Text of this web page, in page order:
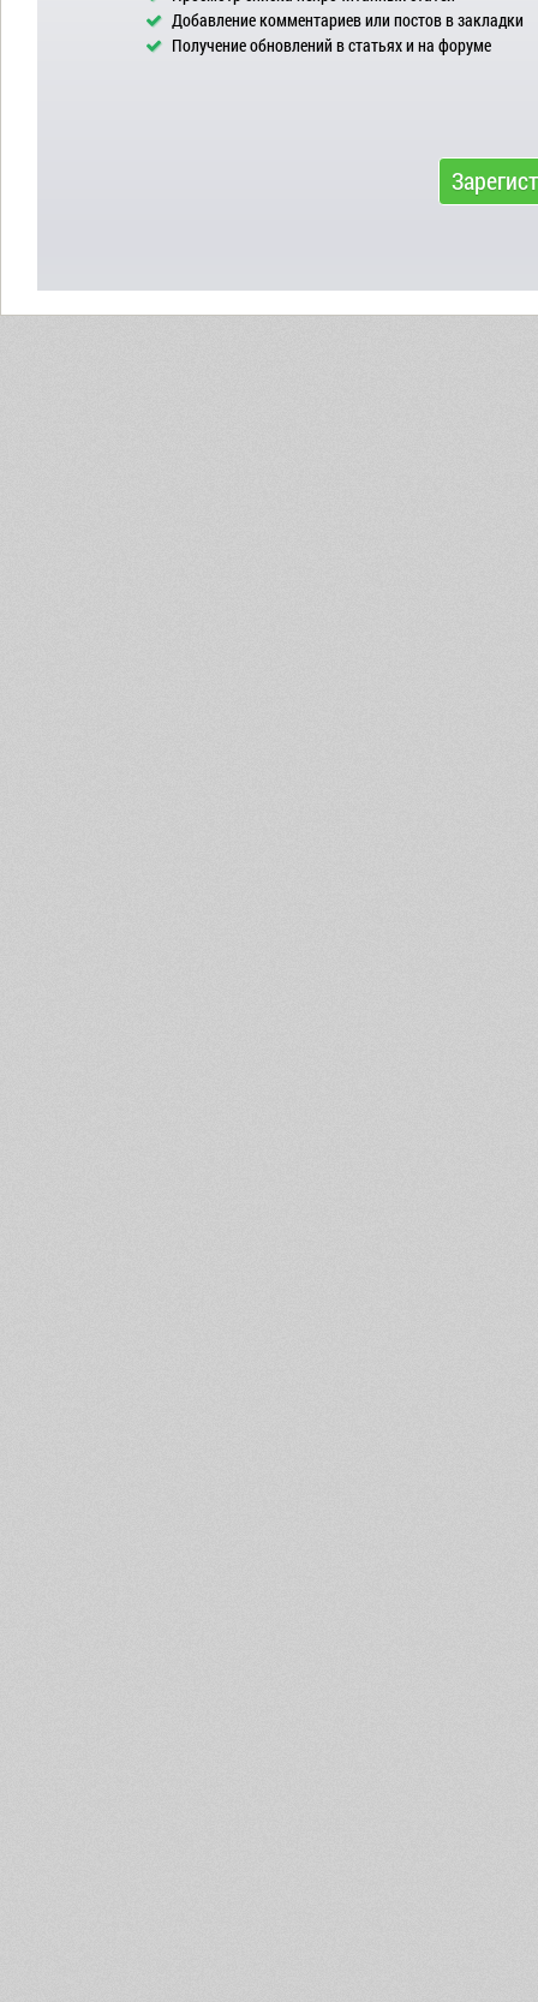
Добавление комментариев или постов в закладки
Получение обновлений в статьях и на форуме